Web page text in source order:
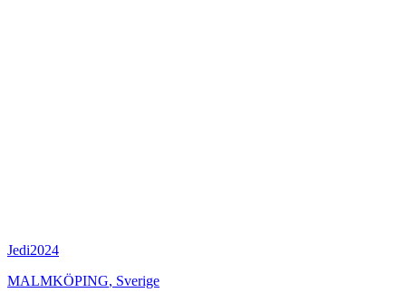
Jedi2024
MALMKÖPING, Sverige